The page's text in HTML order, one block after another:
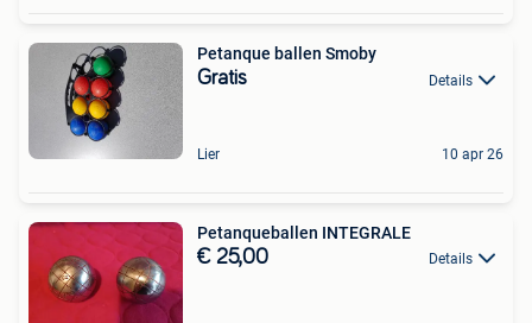
Petanque ballen Smoby
Gratis Details
Lier 10 apr 26
Petanqueballen INTEGRALE
€ 25,00 Details